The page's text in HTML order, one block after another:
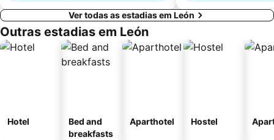
Ver todas as estadias em León
Outras estadias em León
Hotel
Bed and
breakfasts
Aparthotel Hostel